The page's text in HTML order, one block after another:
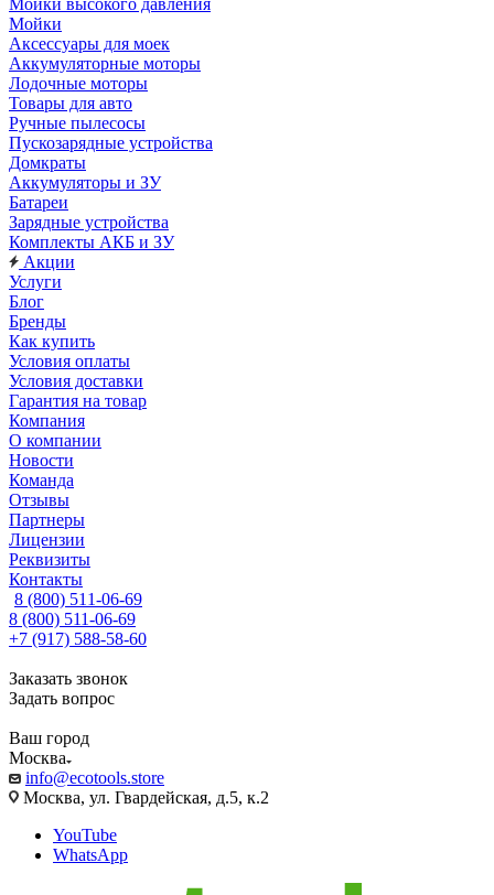
Мойки высокого давления
Мойки
Аксессуары для моек
Аккумуляторные моторы
Лодочные моторы
Товары для авто
Ручные пылесосы
Пускозарядные устройства
Домкраты
Аккумуляторы и ЗУ
Батареи
Зарядные устройства
Комплекты АКБ и ЗУ
Акции
Услуги
Блог
Бренды
Как купить
Условия оплаты
Условия доставки
Гарантия на товар
Компания
О компании
Новости
Команда
Отзывы
Партнеры
Лицензии
Реквизиты
Контакты
8 (800) 511-06-69
8 (800) 511-06-69
+7 (917) 588-58-60
Заказать звонок
Задать вопрос
Ваш город
Москва
info@ecotools.store
Москва, ул. Гвардейская, д.5, к.2
YouTube
WhatsApp